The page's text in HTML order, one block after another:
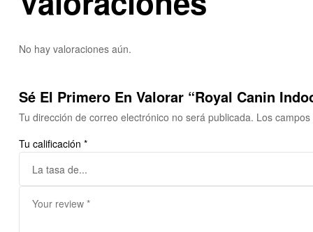
No hay valoraciones aún.
Sé El Primero En Valorar “Royal Canin
Tu dirección de correo electrónico no será publicada. Los
Tu calificación *